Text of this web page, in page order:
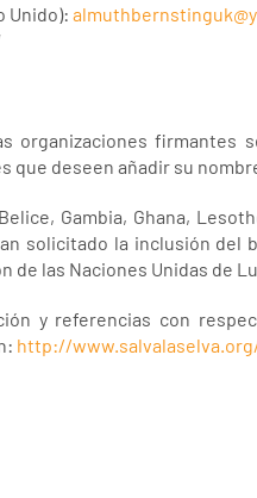
Unido):
organizaciones firmantes
que deseen añadir su
Gambia, Ghana,
solicitado la inclusión
de las Naciones Unidas de
y referencias con
http://